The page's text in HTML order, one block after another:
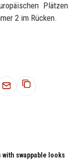
Plätzen
2 im Rücken.
swappable looks